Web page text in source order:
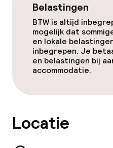
Lunch, vast menu
Diner à la carte
Diner, vast menu
Dieetopties
Belastingen
BTW is altijd
mogelijk dat
en lokale
inbegrepen. Je
en belastingen bij
accommodatie.
Locatie